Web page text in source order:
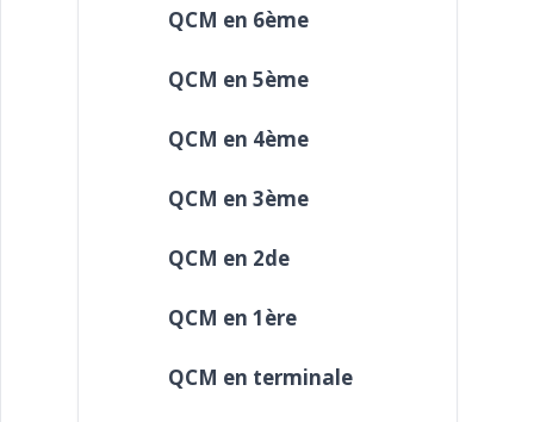
QCM en 6ème
QCM en 5ème
QCM en 4ème
QCM en 3ème
QCM en 2de
QCM en 1ère
QCM en terminale